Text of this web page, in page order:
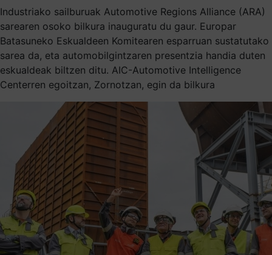
Industriako sailburuak Automotive Regions Alliance (ARA)
sarearen osoko bilkura inauguratu du gaur. Europar
Batasuneko Eskualdeen Komitearen esparruan sustatutako
sarea da, eta automobilgintzaren presentzia handia duten
eskualdeak biltzen ditu. AIC-Automotive Intelligence
Centerren egoitzan, Zornotzan, egin da bilkura